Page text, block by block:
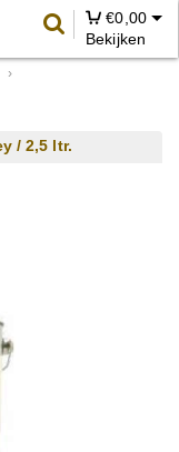
€0,00
Bekijken
›
/ 2,5 ltr.